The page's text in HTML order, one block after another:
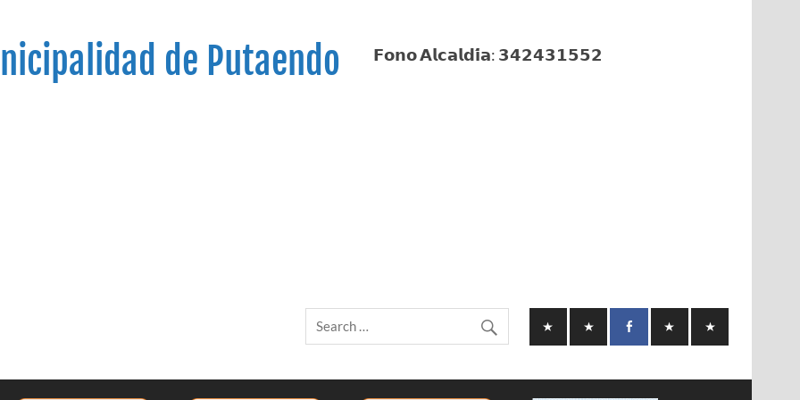
de Putaendo 𝗙𝗼𝗻𝗼 𝗔𝗹𝗰𝗮𝗹𝗱𝗶́𝗮: 𝟯𝟰𝟮𝟰𝟯𝟭𝟱𝟱𝟮